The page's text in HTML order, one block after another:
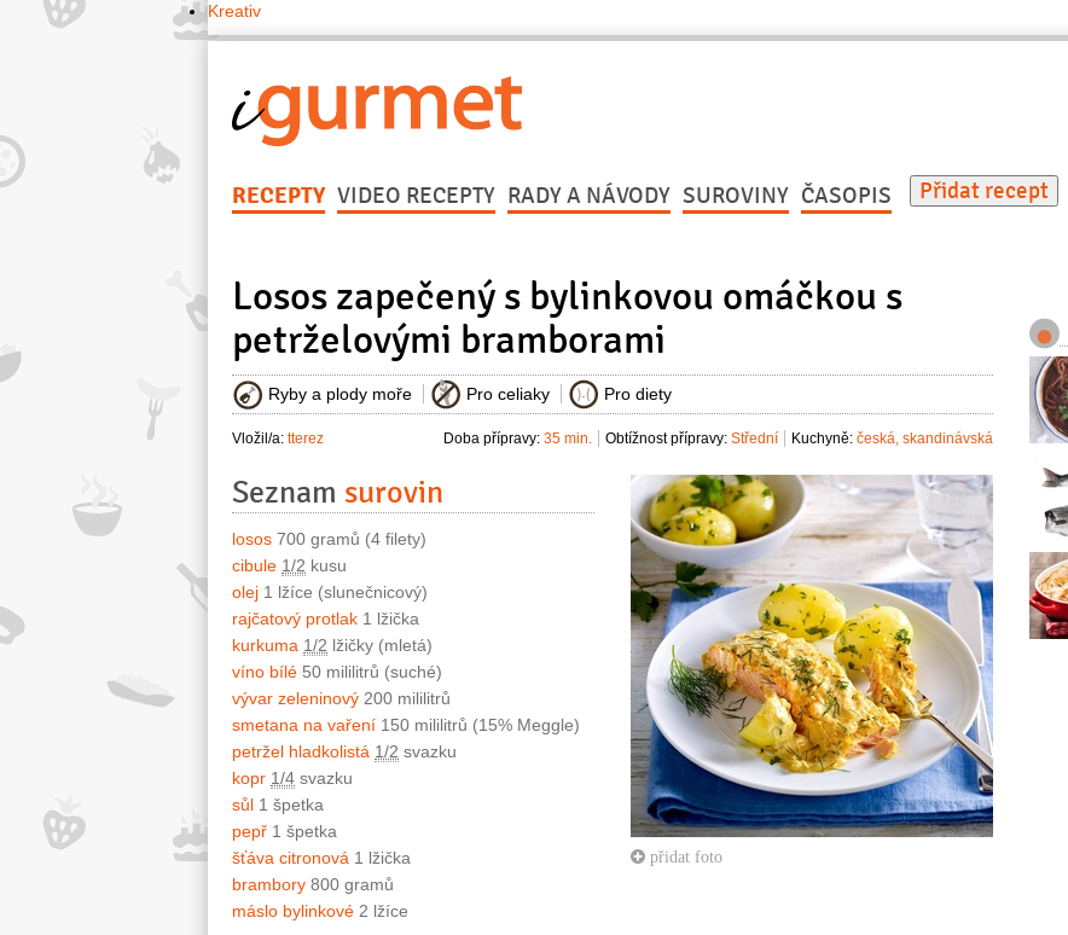
Kreativ
RECEPTY VIDEO RECEPTY RADY A NÁVODY SUROVINY ČASOPIS Přidat recept
Losos zapečený s bylinkovou omáčkou s
petrželovými bramborami
Ryby a plody moře Pro celiaky Pro diety
Vložil/a: tterez Kuchyně: česká, skandinávská
Obtížnost přípravy: Střední
Doba přípravy: 35 min.
přidat foto
Seznam surovin
losos 700 gramů (4 filety)
cibule 1/2 kusu
olej 1 lžíce (slunečnicový)
rajčatový protlak 1 lžička
kurkuma 1/2 lžičky (mletá)
víno bílé 50 mililitrů (suché)
vývar zeleninový 200 mililitrů
smetana na vaření 150 mililitrů (15% Meggle)
petržel hladkolistá 1/2 svazku
kopr 1/4 svazku
sůl 1 špetka
pepř 1 špetka
šťáva citronová 1 lžička
brambory 800 gramů
máslo bylinkové 2 lžíce